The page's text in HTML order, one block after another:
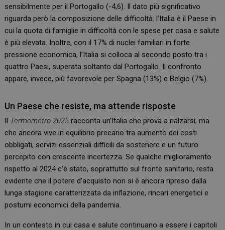
sensibilmente per il Portogallo (-4,6). Il dato più significativo
riguarda però la composizione delle difficoltà: l’Italia è il Paese in
cui la quota di famiglie in difficoltà con le spese per casa e salute
è più elevata. Inoltre, con il 17% di nuclei familiari in forte
pressione economica, l’Italia si colloca al secondo posto tra i
quattro Paesi, superata soltanto dal Portogallo. Il confronto
appare, invece, più favorevole per Spagna (13%) e Belgio (7%).
Un Paese che resiste, ma attende risposte
Il Termometro 2025 racconta un’Italia che prova a rialzarsi, ma
che ancora vive in equilibrio precario tra aumento dei costi
obbligati, servizi essenziali difficili da sostenere e un futuro
percepito con crescente incertezza. Se qualche miglioramento
rispetto al 2024 c’è stato, soprattutto sul fronte sanitario, resta
evidente che il potere d’acquisto non si è ancora ripreso dalla
lunga stagione caratterizzata da inflazione, rincari energetici e
postumi economici della pandemia.
In un contesto in cui casa e salute continuano a essere i capitoli